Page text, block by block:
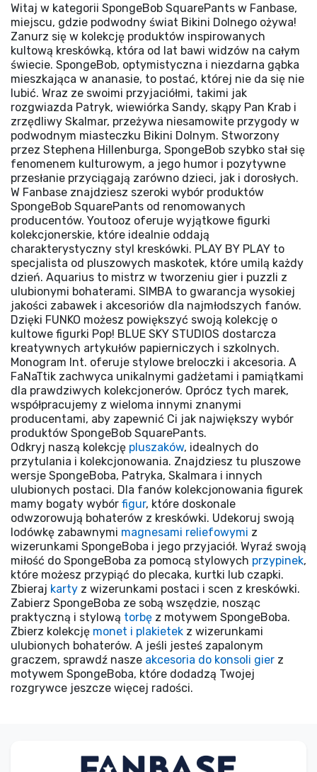
Witaj w kategorii SpongeBob SquarePants w Fanbase,
miejscu, gdzie podwodny świat Bikini Dolnego ożywa!
Zanurz się w kolekcję produktów inspirowanych
kultową kreskówką, która od lat bawi widzów na całym
świecie. SpongeBob, optymistyczna i niezdarna gąbka
mieszkająca w ananasie, to postać, której nie da się nie
lubić. Wraz ze swoimi przyjaciółmi, takimi jak
rozgwiazda Patryk, wiewiórka Sandy, skąpy Pan Krab i
zrzędliwy Skalmar, przeżywa niesamowite przygody w
podwodnym miasteczku Bikini Dolnym. Stworzony
przez Stephena Hillenburga, SpongeBob szybko stał się
fenomenem kulturowym, a jego humor i pozytywne
przesłanie przyciągają zarówno dzieci, jak i dorosłych.
W Fanbase znajdziesz szeroki wybór produktów
SpongeBob SquarePants od renomowanych
producentów. Youtooz oferuje wyjątkowe figurki
kolekcjonerskie, które idealnie oddają
charakterystyczny styl kreskówki. PLAY BY PLAY to
specjalista od pluszowych maskotek, które umilą każdy
dzień. Aquarius to mistrz w tworzeniu gier i puzzli z
ulubionymi bohaterami. SIMBA to gwarancja wysokiej
jakości zabawek i akcesoriów dla najmłodszych fanów.
Dzięki FUNKO możesz powiększyć swoją kolekcję o
kultowe figurki Pop! BLUE SKY STUDIOS dostarcza
kreatywnych artykułów papierniczych i szkolnych.
Monogram Int. oferuje stylowe breloczki i akcesoria. A
FaNaTtik zachwyca unikalnymi gadżetami i pamiątkami
dla prawdziwych kolekcjonerów. Oprócz tych marek,
współpracujemy z wieloma innymi znanymi
producentami, aby zapewnić Ci jak największy wybór
produktów SpongeBob SquarePants.
Odkryj naszą kolekcję pluszaków, idealnych do
przytulania i kolekcjonowania. Znajdziesz tu pluszowe
wersje SpongeBoba, Patryka, Skalmara i innych
ulubionych postaci. Dla fanów kolekcjonowania figurek
mamy bogaty wybór figur, które doskonale
odwzorowują bohaterów z kreskówki. Udekoruj swoją
lodówkę zabawnymi magnesami reliefowymi z
wizerunkami SpongeBoba i jego przyjaciół. Wyraź swoją
miłość do SpongeBoba za pomocą stylowych przypinek,
które możesz przypiąć do plecaka, kurtki lub czapki.
Zbieraj karty z wizerunkami postaci i scen z kreskówki.
Zabierz SpongeBoba ze sobą wszędzie, nosząc
praktyczną i stylową torbę z motywem SpongeBoba.
Zbierz kolekcję monet i plakietek z wizerunkami
ulubionych bohaterów. A jeśli jesteś zapalonym
graczem, sprawdź nasze akcesoria do konsoli gier z
motywem SpongeBoba, które dodadzą Twojej
rozgrywce jeszcze więcej radości.